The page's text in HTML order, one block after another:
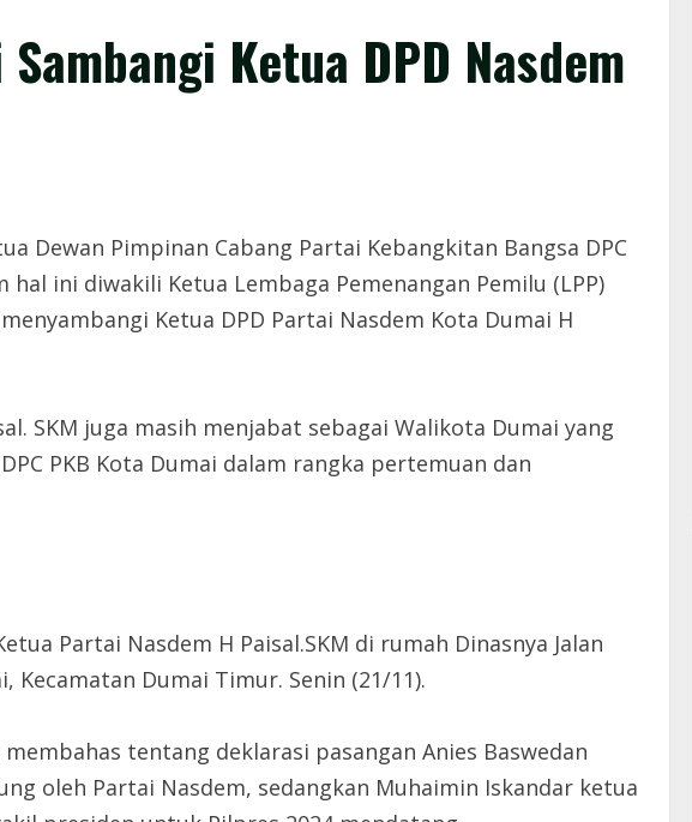
Ketua DPD Nasdem
Dewan Pimpinan Cabang Partai Kebangkitan Bangsa DPC
hal ini diwakili Ketua Lembaga Pemenangan Pemilu (LPP)
Ketua DPD Partai Nasdem Kota Dumai H
SKM juga masih menjabat sebagai Walikota Dumai yang
PKB Kota Dumai dalam rangka pertemuan dan
Partai Nasdem H Paisal.SKM di rumah Dinasnya Jalan
Kecamatan Dumai Timur. Senin (21/11).
tentang deklarasi pasangan Anies Baswedan
oleh Partai Nasdem, sedangkan Muhaimin Iskandar ketua